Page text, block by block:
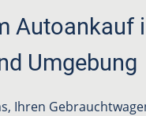
Autoankauf
Umgebung
Ihren